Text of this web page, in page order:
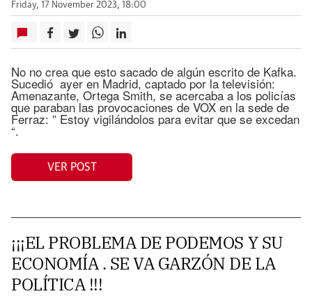
Friday, 17 November 2023, 18:00
No no crea que esto sacado de algún escrito de Kafka.
Sucedió ayer en Madrid, captado por la televisión:
Amenazante, Ortega Smith, se acercaba a los policías
que paraban las provocaciones de VOX en la sede de
Ferraz: ” Estoy vigilándolos para evitar que se excedan
“.
VER POST
¡¡¡EL PROBLEMA DE PODEMOS Y SU
ECONOMÍA . SE VA GARZÓN DE LA
POLÍTICA !!!